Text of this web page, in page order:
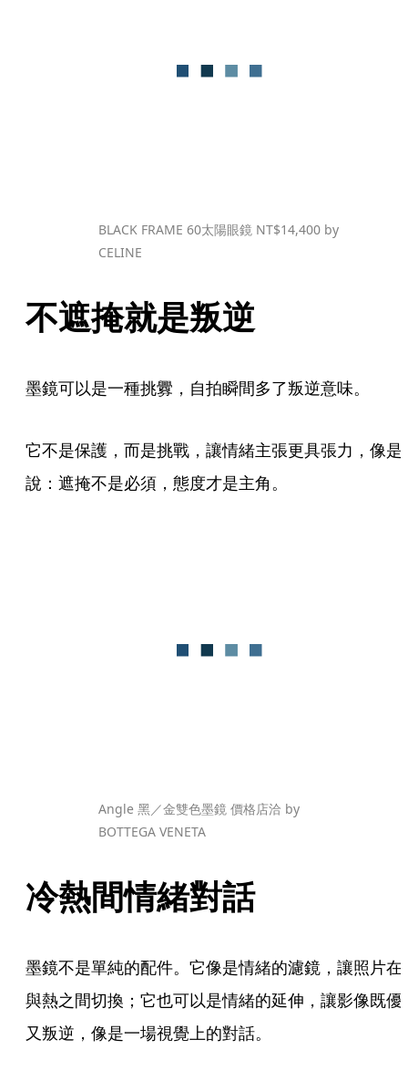
BLACK FRAME 60太陽眼鏡 NT$14,400 by
CELINE
不遮掩就是叛逆
墨鏡可以是一種挑釁，自拍瞬間多了叛逆意味。
它不是保護，而是挑戰，讓情緒主張更具張力，像是
說：遮掩不是必須，態度才是主角。
Angle 黑／金雙色墨鏡 價格店洽 by
BOTTEGA VENETA
冷熱間情緒對話
墨鏡不是單純的配件。它像是情緒的濾鏡，讓照片在
與熱之間切換；它也可以是情緒的延伸，讓影像既優
又叛逆，像是一場視覺上的對話。